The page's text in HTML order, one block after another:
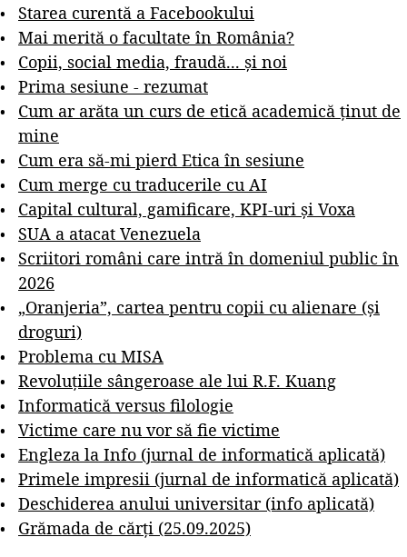
Starea curentă a Facebookului
Mai merită o facultate în România?
Copii, social media, fraudă... și noi
Prima sesiune - rezumat
Cum ar arăta un curs de etică academică ținut de
mine
Cum era să-mi pierd Etica în sesiune
Cum merge cu traducerile cu AI
Capital cultural, gamificare, KPI-uri și Voxa
SUA a atacat Venezuela
Scriitori români care intră în domeniul public în
2026
„Oranjeria”, cartea pentru copii cu alienare (și
droguri)
Problema cu MISA
Revoluțiile sângeroase ale lui R.F. Kuang
Informatică versus filologie
Victime care nu vor să fie victime
Engleza la Info (jurnal de informatică aplicată)
Primele impresii (jurnal de informatică aplicată)
Deschiderea anului universitar (info aplicată)
Grămada de cărți (25.09.2025)